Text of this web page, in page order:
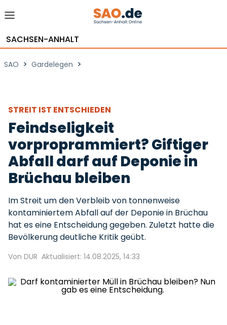
SACHSEN-ANHALT
SAO > Gardelegen >
STREIT IST ENTSCHIEDEN
Feindseligkeit
vorproprammiert? Giftiger
Abfall darf auf Deponie in
Brüchau bleiben
Im Streit um den Verbleib von tonnenweise
kontaminiertem Abfall auf der Deponie in Brüchau
hat es eine Entscheidung gegeben. Zuletzt hatte die
Bevölkerung deutliche Kritik geübt.
Von DUR Aktualisiert: 14.08.2025, 14:33